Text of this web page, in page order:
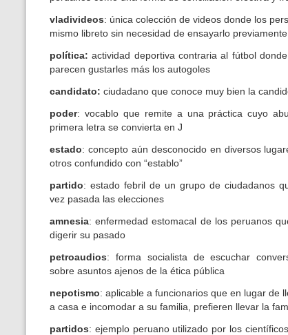
vladivideos: única colección de videos donde los
mismo libreto sin necesidad de ensayarlo previamente
política: actividad deportiva contraria al fútbol
parecen gustarles más los autogoles
candidato: ciudadano que conoce muy bien la
poder: vocablo que remite a una práctica cuyo
primera letra se convierta en J
estado: concepto aún desconocido en diversos
otros confundido con “establo”
partido: estado febril de un grupo de ciudadanos
vez pasada las elecciones
amnesia: enfermedad estomacal de los peruanos
digerir su pasado
petroaudios: forma socialista de escuchar
sobre asuntos ajenos de la ética pública
nepotismo: aplicable a funcionarios que en lugar de
a casa e incomodar a su familia, prefieren llevar la
partidos: ejemplo peruano utilizado por los